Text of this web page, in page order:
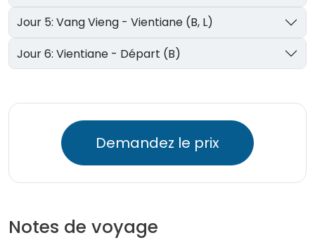
Jour 5: Vang Vieng - Vientiane (B, L)
Jour 6: Vientiane - Départ (B)
Demandez le prix
Notes de voyage